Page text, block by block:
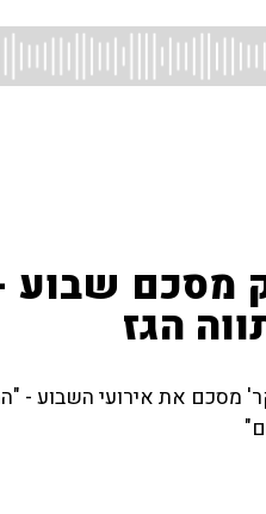
מסכם
הגז
מסכם את אירועי השבוע -